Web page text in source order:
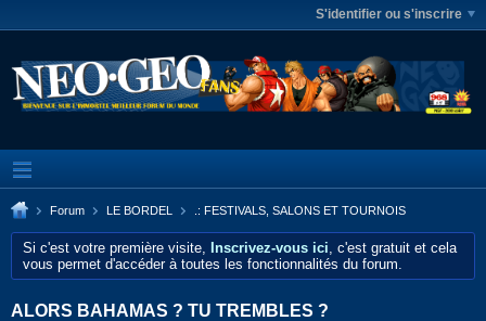
S'identifier ou s'inscrire
Forum LE BORDEL .: FESTIVALS, SALONS ET TOURNOIS
Si c'est votre première visite, Inscrivez-vous ici, c'est gratuit et cela
vous permet d'accéder à toutes les fonctionnalités du forum.
ALORS BAHAMAS ? TU TREMBLES ?